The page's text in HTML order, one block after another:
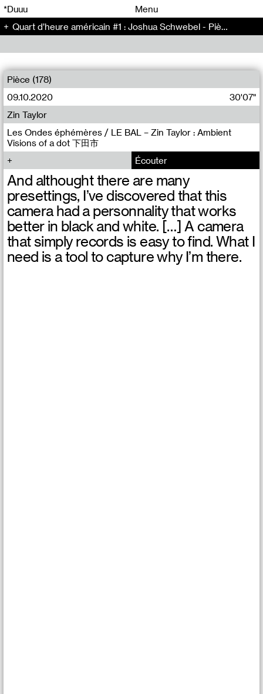
*Duuu
Menu
Quart d’heure américain #1 : Joshua Schwebel - Pièce (67)
Pièce (178)
09.10.2020
30'07"
Les Ondes éphémères / LE BAL – Zin Taylor : Ambient
Visions of a dot 下田市
Zin Taylor
Écouter
And althought there are many
presettings, I’ve discovered that this
camera had a personnality that works
better in black and white. […] A camera
that simply records is easy to find. What I
need is a tool to capture why I’m there.
00 00
00 00